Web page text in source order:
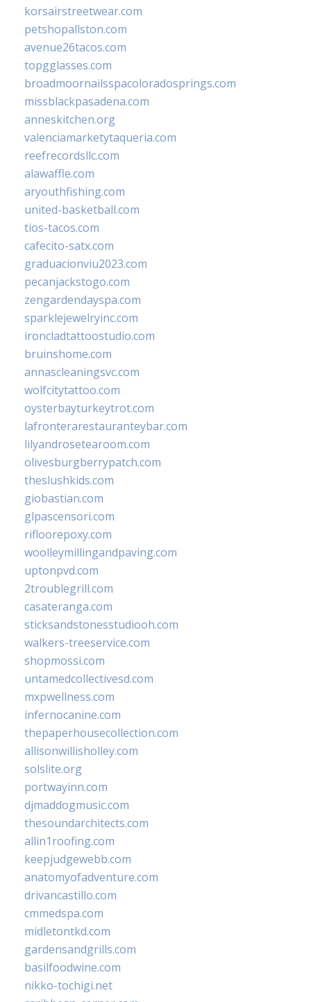
korsairstreetwear.com
petshopallston.com
avenue26tacos.com
topgglasses.com
broadmoornailsspacoloradosprings.com
missblackpasadena.com
anneskitchen.org
valenciamarketytaqueria.com
reefrecordsllc.com
alawaffle.com
aryouthfishing.com
united-basketball.com
tios-tacos.com
cafecito-satx.com
graduacionviu2023.com
pecanjackstogo.com
zengardendayspa.com
sparklejewelryinc.com
ironcladtattoostudio.com
bruinshome.com
annascleaningsvc.com
wolfcitytattoo.com
oysterbayturkeytrot.com
lafronterarestauranteybar.com
lilyandrosetearoom.com
olivesburgberrypatch.com
theslushkids.com
giobastian.com
glpascensori.com
rifloorepoxy.com
woolleymillingandpaving.com
uptonpvd.com
2troublegrill.com
casateranga.com
sticksandstonesstudiooh.com
walkers-treeservice.com
shopmossi.com
untamedcollectivesd.com
mxpwellness.com
infernocanine.com
thepaperhousecollection.com
allisonwillisholley.com
solslite.org
portwayinn.com
djmaddogmusic.com
thesoundarchitects.com
allin1roofing.com
keepjudgewebb.com
anatomyofadventure.com
drivancastillo.com
cmmedspa.com
midletontkd.com
gardensandgrills.com
basilfoodwine.com
nikko-tochigi.net